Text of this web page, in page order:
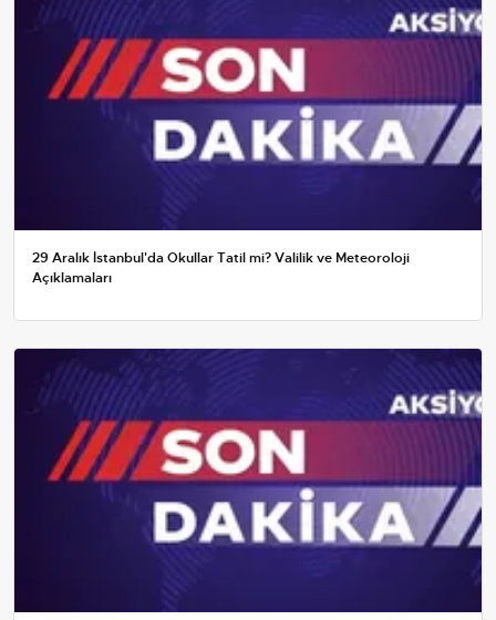
29 Aralık İstanbul'da Okullar Tatil mi? Valilik ve Meteoroloji
Açıklamaları